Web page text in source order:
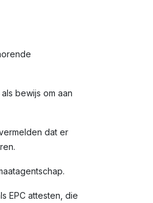
bewijs om aan
dat er
EPC attesten, die